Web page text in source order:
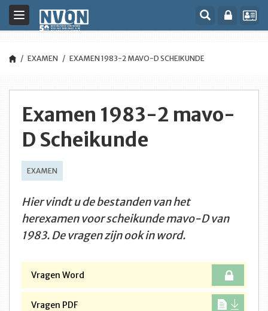
Toggle
navigation
EXAMEN EXAMEN 1983-2 MAVO-D SCHEIKUNDE
Examen 1983-2 mavo-
D Scheikunde
EXAMEN
Hier vindt u de bestanden van het
herexamen voor scheikunde mavo-D van
1983. De vragen zijn ook in word.
Vragen Word
Vragen PDF